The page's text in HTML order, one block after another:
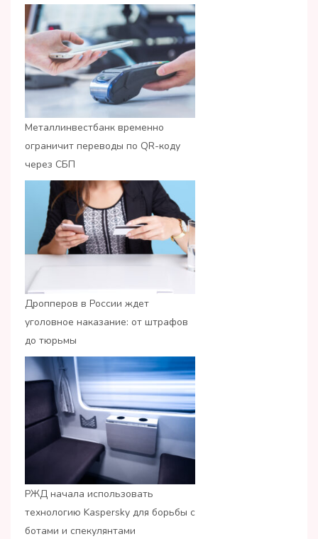
Металлинвестбанк временно
ограничит переводы по QR-коду
через СБП
Дропперов в России ждет
уголовное наказание: от штрафов
до тюрьмы
РЖД начала использовать
технологию Kaspersky для борьбы с
ботами и спекулянтами